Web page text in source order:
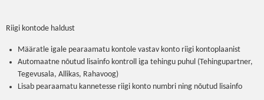
Riigi kontode haldust
Määratle igale pearaamatu kontole vastav konto riigi kontoplaanist
Automaatne nõutud lisainfo kontroll iga tehingu puhul (Tehingupartner,
Tegevusala, Allikas, Rahavoog)
Lisab pearaamatu kannetesse riigi konto numbri ning nõutud lisainfo